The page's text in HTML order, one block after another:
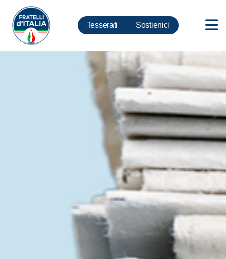
Tesserati Sostienici